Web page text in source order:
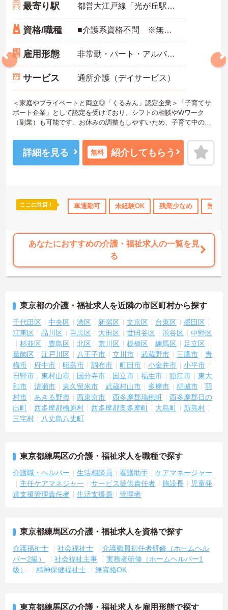
日勤のみ 年間休日110日以上 ブランクOK 資格取得サポ
最寄り駅 都営大江戸線「光が丘駅」徒歩14分
資格/職種 ■介護系資格不問 ※無資格者:入社半年以内に会社負担で認知症介護基礎研修受講 ■経験不問
雇用形態 非常勤・パート・アルバイト
サービス 通所介護（デイサービス）
＜家庭やプライベートと両立◎「くるみん」認定企業＞「子育てサ
ポート企業」として認定を受けており、シフトの相談やWワーク
（副業）も可能です。お休みの調整もしやすいため、子育て中の方
心のデイサービスなので生活リズムも整えやすく、プライベートな
時間もしっかり確保できる働きやすい職場です。
＜ありがとう」が嬉しい！工夫とアイデアが活きる仕事＞食事や入
がとう」と感謝の言葉をいただけたり、信頼関係が深まっていく喜
びを感じられるのが大きなやりがいです。介護度が比較的高くない
詳細を見る 無料 紹介してもらう
ここに注目！ 車通勤可 未経験OK 残業少なめ 無資
あなたにおすすめの介護・福祉求人の一覧を見
る
東京都の介護・福祉求人を近隣の市区町村から探す
千代田区 中央区 港区 新宿区 文京区 台東区
墨田区
江東区
品川区 目黒区 大田区 世田谷区 渋谷区
中野区
杉並区
豊島区 北区 荒川区 板橋区 練馬区
足立区
葛飾区
江戸川区 八王子市 立川市 武蔵野市 三鷹市
青
梅市
府中市 昭島市 調布市 町田市 小金井市
小平市
日野市
東村山市 国分寺市 国立市 福生市 狛江市
東大
和市
清瀬市 東久留米市 武蔵村山市 多摩市 稲城市
羽
村市
あきる野市 西東京市 西多摩郡瑞穂町
西多摩郡日の
出町
西多摩郡檜原村 西多摩郡奥多摩町 大島町
新島村
三宅村
八丈島八丈町
東京都練馬区の介護・福祉求人を職種で探す
介護職・ヘルパー 生活相談員 看護助手
ケアマネージャー
主任ケアマネジャー
サービス提供責任者 施設長
児童発
達支援管理責任者
生活支援員 管理者
東京都練馬区の介護・福祉求人を資格で探す
介護福祉士 社会福祉士
介護職員初任者研修（ホームヘル
パー2級）
社会福祉主事
実務者研修（ホームヘルパー1
級）
精神保健福祉士 無資格OK
東京都練馬区の介護・福祉求人を雇用形態で探す